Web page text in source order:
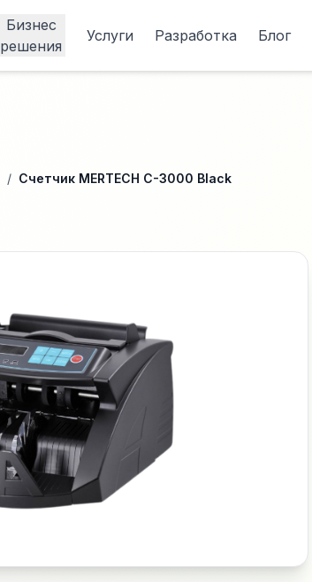
Бизнес
решения
Услуги Разработка Блог
/ Счетчик MERTECH C-3000 Black